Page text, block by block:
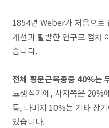
1854년 Weber가 처음으로
개선과 활발한 연구로 점차
습니다.
전체 횡문근육종중 40%는
뇨생식기에, 사지쪽은 20%
통, 나머지 10%는 기타 장
있습니다.